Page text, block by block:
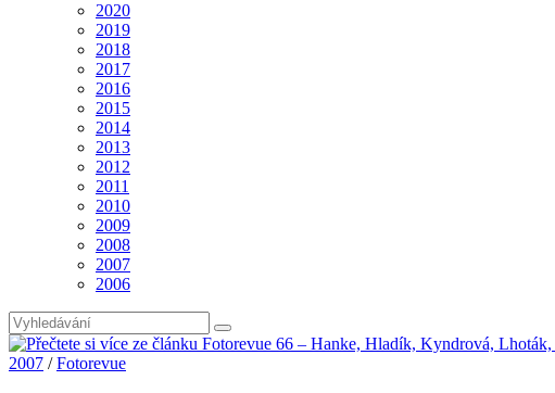
2020
2019
2018
2017
2016
2015
2014
2013
2012
2011
2010
2009
2008
2007
2006
2007 /Fotorevue